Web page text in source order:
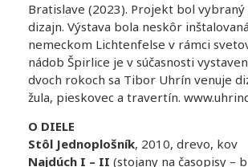
Bratislave (2023). Projekt bol
dizajn. Výstava bola neskôr
nemeckom Lichtenfelse v rámci
nádob Špirlice je v súčasnosti
dvoch rokoch sa Tibor Uhrín venuje
žula, pieskovec a travertín.
O DIELE
Stôl Jednoplošník, 2010, drevo, kov
Najdúch I – II (stojany na časopisy –